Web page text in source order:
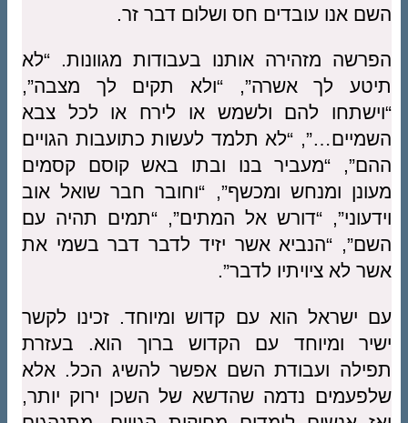
השם אנו עובדים חס ושלום דבר זר.
הפרשה מזהירה אותנו בעבודות מגוונות. “לא
תיטע לך אשרה”, “ולא תקים לך מצבה”,
“וישתחו להם ולשמש או לירח או לכל צבא
השמיים…”, “לא תלמד לעשות כתועבות הגויים
ההם”, “מעביר בנו ובתו באש קוסם קסמים
מעונן ומנחש ומכשף”, “וחובר חבר שואל אוב
וידעוני”, “דורש אל המתים”, “תמים תהיה עם
השם”, “הנביא אשר יזיד לדבר דבר בשמי את
אשר לא ציויתיו לדבר”.
עם ישראל הוא עם קדוש ומיוחד. זכינו לקשר
ישיר ומיוחד עם הקדוש ברוך הוא. בעזרת
תפילה ועבודת השם אפשר להשיג הכל. אלא
שלפעמים נדמה שהדשא של השכן ירוק יותר,